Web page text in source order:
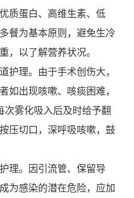
质蛋白、高维生素、低
餐为基本原则，避免生冷
，以了解营养状况。
理。由于手术创伤大，
如出现咳嗽、咳痰困难，
次雾化吸入后及时给予翻
压切口，深呼吸咳嗽，鼓
。因引流管、保留导
为感染的潜在危险，应加